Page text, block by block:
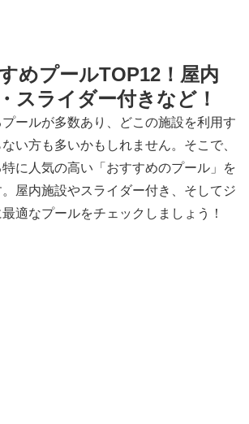
めプールTOP12！屋内
スライダー付きなど！
ールが多数あり、どこの施設を利用す
い方も多いかもしれません。そこで、
に人気の高い「おすすめのプール」を
屋内施設やスライダー付き、そしてジ
適なプールをチェックしましょう！